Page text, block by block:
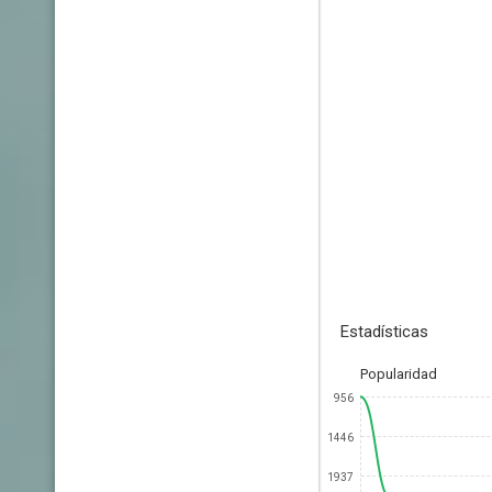
Estadísticas
Popularidad
956
1446
1937